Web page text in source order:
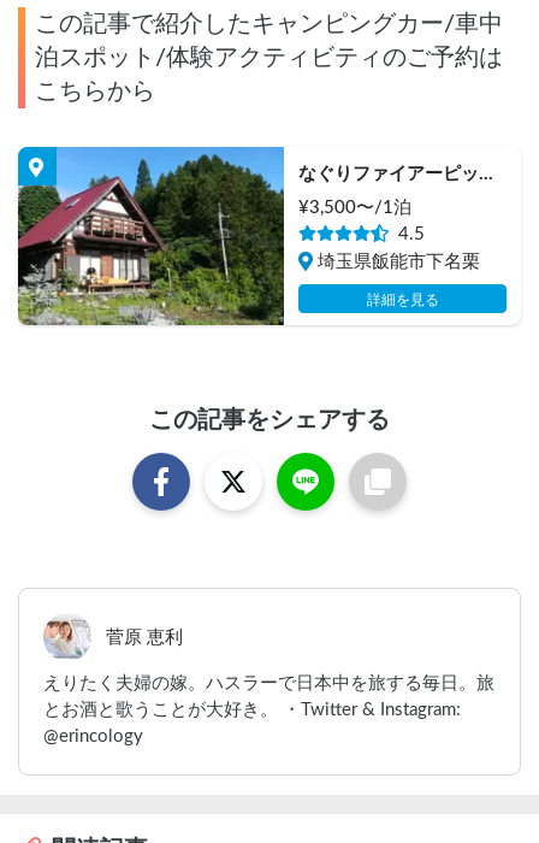
この記事で紹介したキャンピングカー/車中
泊スポット/体験アクティビティのご予約は
こちらから
なぐりファイアーピット
ガーデン
¥3,500〜/1泊
4.5
埼玉県飯能市下名栗
詳細を見る
この記事をシェアする
菅原 恵利
えりたく夫婦の嫁。ハスラーで日本中を旅する毎日。旅
とお酒と歌うことが大好き。 ・Twitter & Instagram:
@erincology